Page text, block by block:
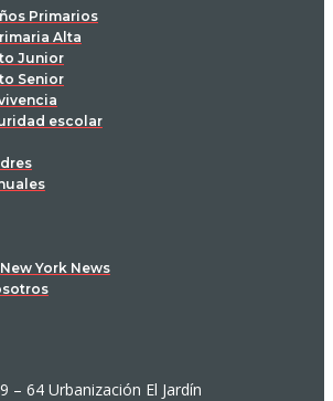
Primarios
Alta
Junior
Senior
escolar
York News
– 64 Urbanización El Jardín